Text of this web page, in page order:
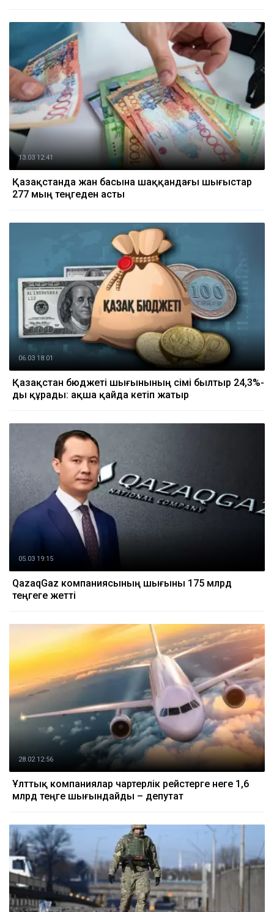
13.03 12:41
Қазақстанда жан басына шаққандағы шығыстар
277 мың теңгеден асты
06.03 18:01
Қазақстан бюджеті шығынының өсімі былтыр 24,3%-
ды құрады: ақша қайда кетіп жатыр
05.03 19:15
QazaqGaz компаниясының шығыны 175 млрд
теңгеге жетті
28.02 12:56
Ұлттық компаниялар чартерлік рейстерге неге 1,6
млрд теңге шығындайды – депутат